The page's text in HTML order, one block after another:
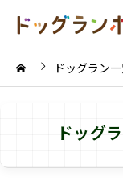
ドッグラン
ドッグ